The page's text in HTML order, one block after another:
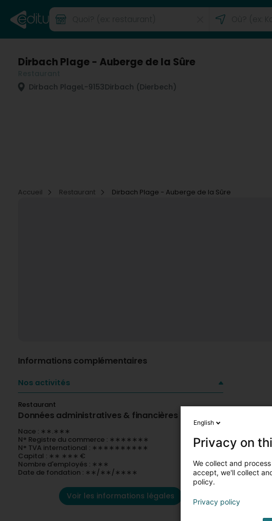
Dirbach Plage - Auberge de la Sûre
Dirbach PlageL-9153Dirbach (Dierbech)
Accueil
Restaurant Dirbach Plage - Auberge de la Sûre
Informations complémentaires
Nos activités
Restaurant
Données administratives & financières
Nace : ∗∗.∗∗∗
N° Registre du commerce : ∗∗∗∗∗∗∗
N° TVA international : ∗∗∗∗∗∗∗∗∗∗
Capital : ∗∗ ∗∗∗ €
Nombre d'employés : ∗∗∗
Date de fondation : ∗∗/∗∗/∗∗∗∗
Voir les informations légales
English
Privacy on
We collect and
accept, we'll collect
policy.
Privacy policy